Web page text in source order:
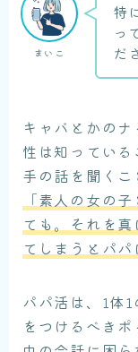
まいこ
特
っ
だ
キャバとかの
性は知ってい
手の話を聞くこ
「素人の女の
ても。それを
てしまうとパパ
パパ活は、1体
をつけるべき